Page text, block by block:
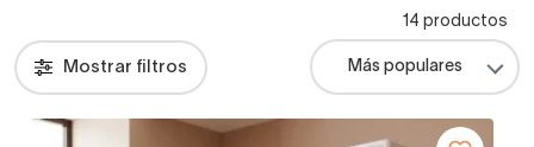
Mostrar filtros
14 productos